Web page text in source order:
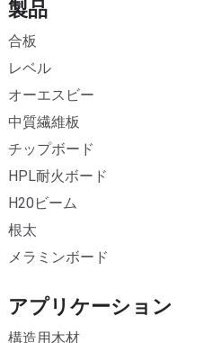
製品
合板
レベル
オーエスビー
中質繊維板
チップボード
HPL耐火ボード
H20ビーム
根太
メラミンボード
アプリケーション
構造用木材